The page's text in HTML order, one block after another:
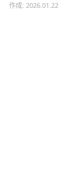
作成: 2026.01.22